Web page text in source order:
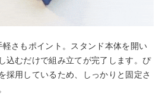
さもポイント。スタンド本体を開い
込むだけで組み立てが完了します。ぴ
採用しているため、しっかりと固定さ